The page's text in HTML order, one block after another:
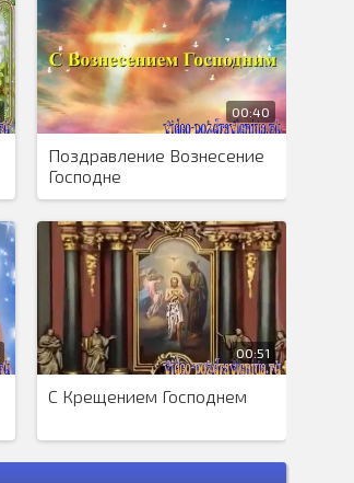
00:40
Поздравление Вознесение
Господне
00:51
С Крещением Господнем